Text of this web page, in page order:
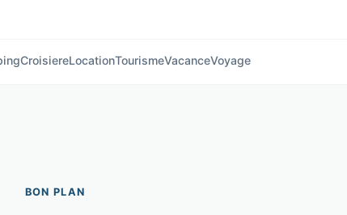
CroisiereLocationTourismeVacanceVoyage
BON PLAN